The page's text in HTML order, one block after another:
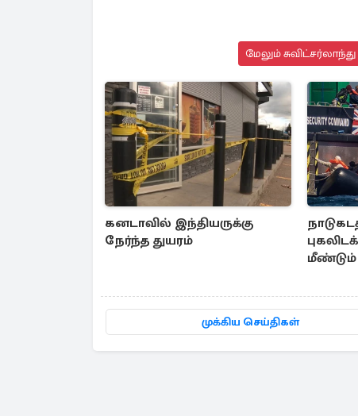
மேலும்
கனடாவில் இந்தியருக்கு
நேர்ந்த துயரம்
மீண்டும்
முக்கிய செய்திகள்